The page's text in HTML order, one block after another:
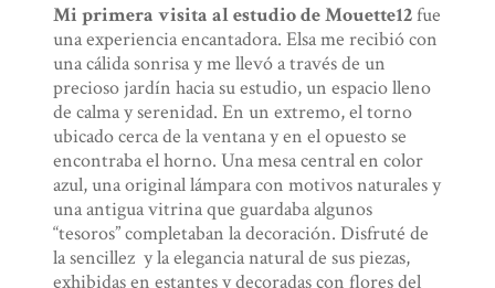
Mi primera visita al estudio de Mouette12fue
una experiencia encantadora. Elsa me recibió con
una cálida sonrisa y me llevó a través de un
precioso jardín hacia su estudio, un espacio lleno
de calma y serenidad. En un extremo, el torno
ubicado cerca de la ventana y en el opuesto se
encontraba el horno. Una mesa central en color
azul, una original lámpara con motivos naturales y
una antigua vitrina que guardaba algunos
“tesoros” completaban la decoración. Disfruté de
la sencillez y la elegancia natural de sus piezas,
exhibidas en estantes y decoradas con flores del